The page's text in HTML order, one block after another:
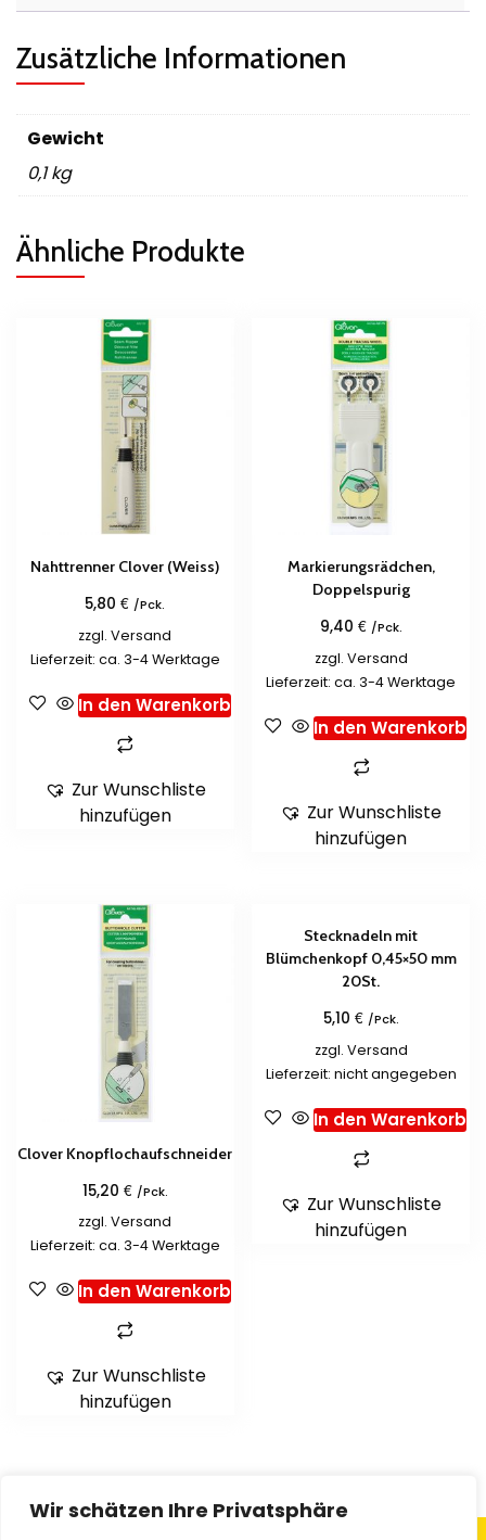
Wir schätzen Ihre Privatsphäre
Zusätzliche Informationen
Gewicht
0,1 kg
Ähnliche Produkte
Nahttrenner Clover (Weiss)
5,80€ /Pck.
zzgl.Versand
Lieferzeit: ca. 3-4 Werktage
In den Warenkorb
Zur Wunschliste
hinzufügen
Markierungsrädchen,
Doppelspurig
9,40 € /Pck.
zzgl. Versand
Lieferzeit: ca. 3-4 Werktage
In den Warenkorb
Zur Wunschliste
hinzufügen
Clover Knopflochaufschneider
15,20 € /Pck.
zzgl.Versand
Lieferzeit: ca. 3-4 Werktage
In den Warenkorb
Zur Wunschliste
hinzufügen
Stecknadeln mit
Blümchenkopf 0,45×50 mm
20St.
5,10 € /Pck.
zzgl. Versand
Lieferzeit: nicht angegeben
In den Warenkorb
Zur Wunschliste
hinzufügen